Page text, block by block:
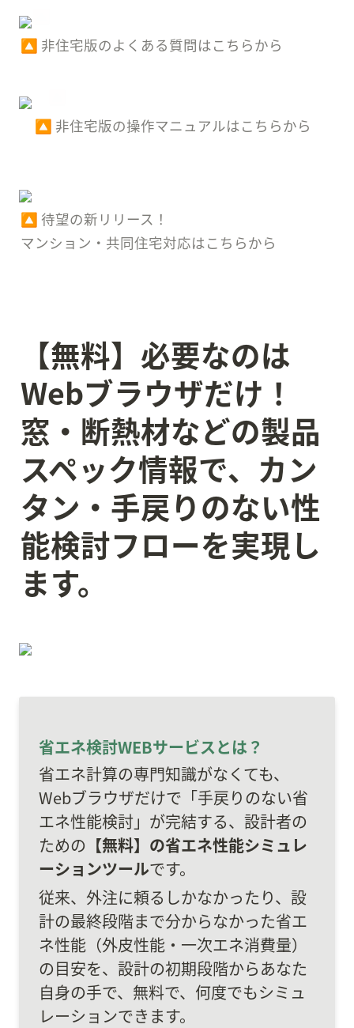
🔼 非住宅版のよくある質問はこちらから
🔼 非住宅版の操作マニュアルはこちらから
🔼 待望の新リリース！
マンション・共同住宅対応はこちらから
【無料】 必要なのは
Webブラウザだけ！
窓・断熱材などの製品
スペック情報で、カン
タン・手戻りのない性
能検討フローを実現し
ます。
省エネ検討WEBサービスとは？
省エネ計算の専門知識がなくても、
Webブラウザだけで「手戻りのない省
エネ性能検討」が完結する、設計者の
ための 【無料】の省エネ性能シミュレ
ーションツールです。
従来、外注に頼るしかなかったり、設
計の最終段階まで分からなかった省エ
ネ性能（外皮性能・一次エネ消費量）
の目安を、設計の初期段階からあなた
自身の手で、無料で、何度でもシミュ
レーションできます。